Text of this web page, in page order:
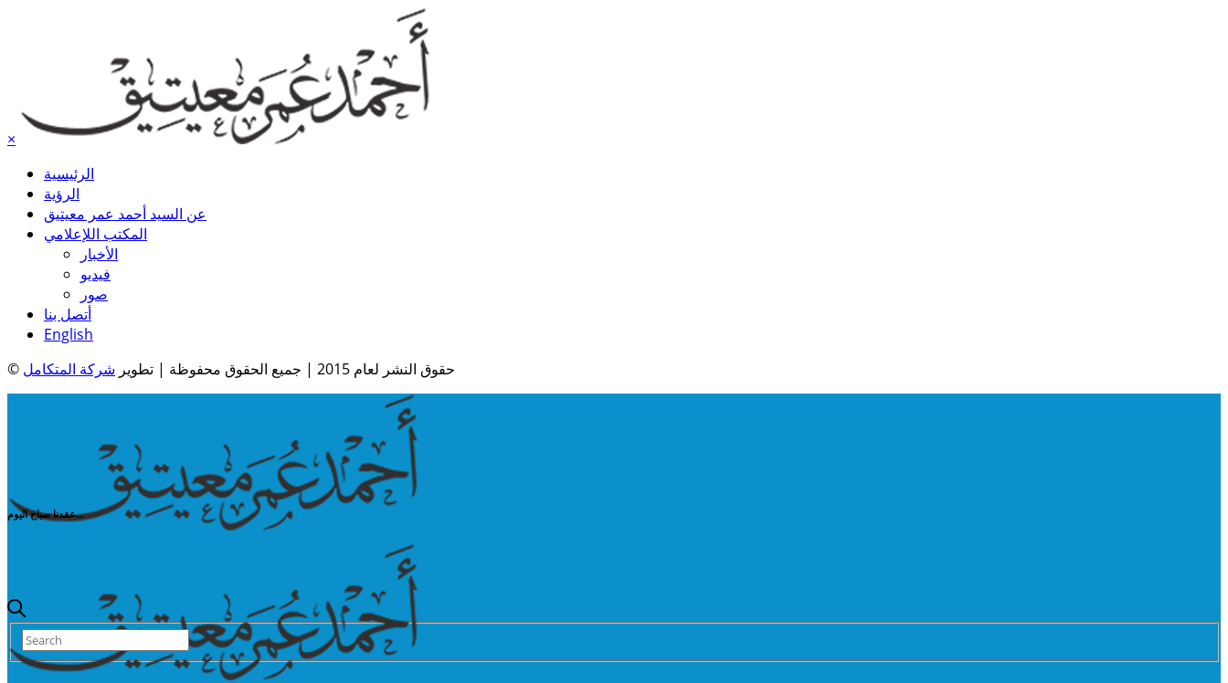
×
الرئيسية
الرؤية
عن السيد أحمد عمر معيتيق
المكتب اللإعلامي
الأخبار
فيديو
صور
أتصل بنا
English
© حقوق النشر لعام 2015 | جميع الحقوق محفوظة | تطوير
شركة المتكامل
عقدنا صباح اليوم...